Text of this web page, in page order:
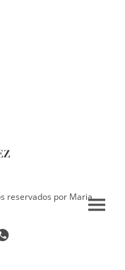
reservados por Maria